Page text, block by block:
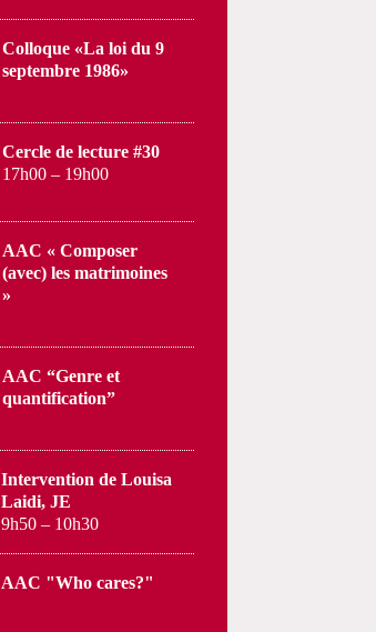
Colloque «La loi du 9
septembre 1986»
Cercle de lecture #30
17h00 – 19h00
AAC « Composer
(avec) les matrimoines
»
AAC “Genre et
quantification”
Intervention de Louisa
Laidi, JE
9h50 – 10h30
AAC "Who cares?"